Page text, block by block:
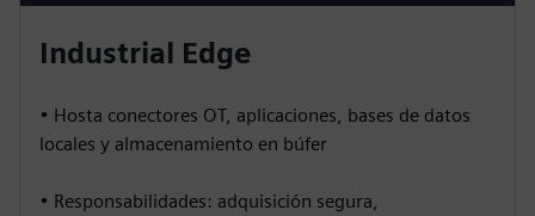
Industrial Edge
• Hosta conectores OT, aplicaciones, bases de datos
locales y almacenamiento en búfer
• Responsabilidades: adquisición segura,